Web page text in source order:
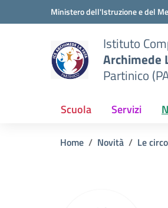
Vai ai contenuti
Vai al menu di navigazioneMinistero dell'Istruzione e del
Istituto
Archimede
Partinico
Scuola Servizi
Home Novità Le